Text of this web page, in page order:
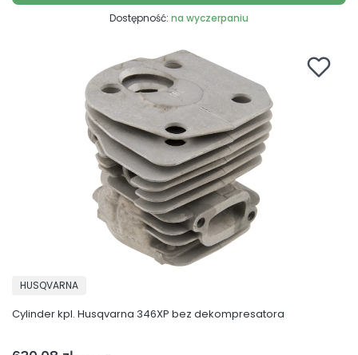
Dostępność: na wyczerpaniu
Cylinder kpl. Husqvarna 346XP bez dekompresatora
PRODUCENT
HUSQVARNA